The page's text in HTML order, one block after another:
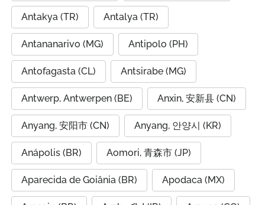
Antakya (TR) Antalya (TR)
Antananarivo (MG) Antipolo (PH)
Antofagasta (CL) Antsirabe (MG)
Antwerp, Antwerpen (BE) Anxin, 安新县 (CN)
Anyang, 安阳市 (CN) Anyang, 안양시 (KR)
Anápolis (BR) Aomori, 青森市 (JP)
Aparecida de Goiânia (BR) Apodaca (MX)